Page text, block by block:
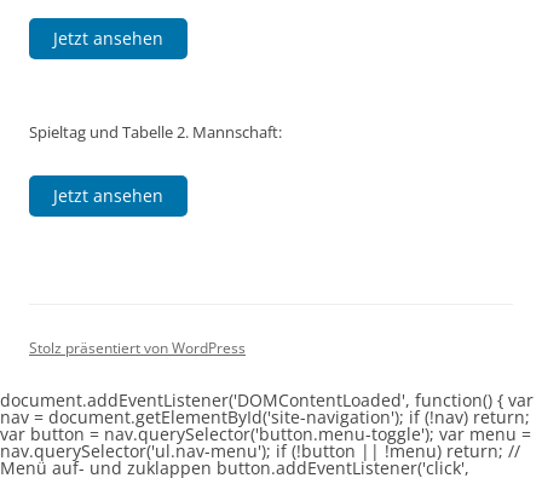
Jetzt ansehen
Spieltag und Tabelle 2. Mannschaft:
Jetzt ansehen
Stolz präsentiert von WordPress
document.addEventListener('DOMContentLoaded', function() { var
nav = document.getElementById('site-navigation'); if (!nav) return;
var button = nav.querySelector('button.menu-toggle'); var menu =
nav.querySelector('ul.nav-menu'); if (!button || !menu) return; //
Menü auf- und zuklappen button.addEventListener('click',